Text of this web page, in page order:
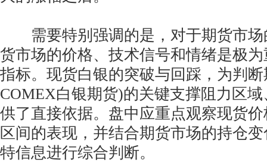
需要特别强调的是，对于期货市场
货市场的价格、技术信号和情绪是极
指标。现货白银的突破与回踩，为判
COMEX白银期货)的关键支撑阻力区
供了直接依据。盘中应重点观察现货
区间的表现，并结合期货市场的持仓
特信息进行综合判断。